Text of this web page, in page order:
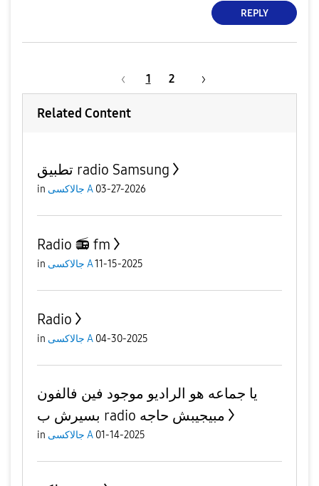
REPLY
1 2
Related Content
تطبيق radio Samsung
in جالاكسى A 03-27-2026
Radio 📻 fm
in جالاكسى A11-15-2025
Radio
in جالاكسى A 04-30-2025
يا جماعه هو الراديو موجود فين فالفون
بسيرش ب radio مبيجيبش حاجه
in جالاكسى A 01-14-2025